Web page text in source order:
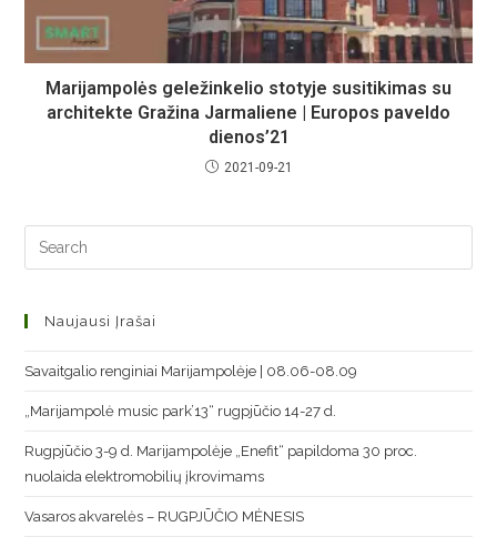
Marijampolės geležinkelio stotyje susitikimas su
architekte Gražina Jarmaliene | Europos paveldo
dienos’21
2021-09-21
Naujausi Įrašai
Savaitgalio renginiai Marijampolėje | 08.06-08.09
„Marijampolė music park’13“ rugpjūčio 14-27 d.
Rugpjūčio 3-9 d. Marijampolėje „Enefit“ papildoma 30 proc.
nuolaida elektromobilių įkrovimams
Vasaros akvarelės – RUGPJŪČIO MĖNESIS